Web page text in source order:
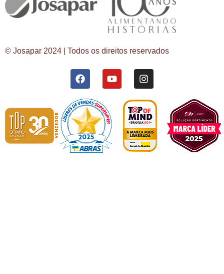
© Josapar 2024 | Todos os direitos reservados